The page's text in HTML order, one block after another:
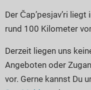
Österreich
Frankreich
Niederlande
Der Čap’pesjav’ri
rund 100 Kilometer
Derzeit liegen uns
Angeboten oder
vor. Gerne kannst Du